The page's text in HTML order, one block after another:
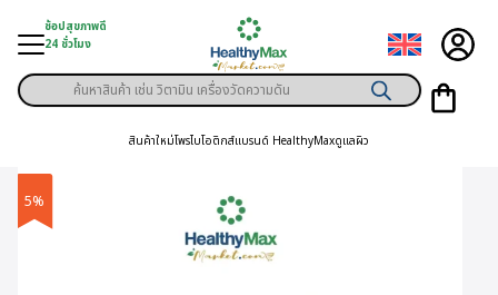
content
ช้อปสุขภาพดี
24 ชั่วโมง
มู่สินค้า
าพเฉพาะคุณ
Products
search
สินค้าใหม่โพรไบโอติกส์แบรนด์ HealthyMaxดูแลผิว
5%